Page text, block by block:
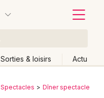
Sorties & loisirs Actu
Spectacles Dîner spectacle